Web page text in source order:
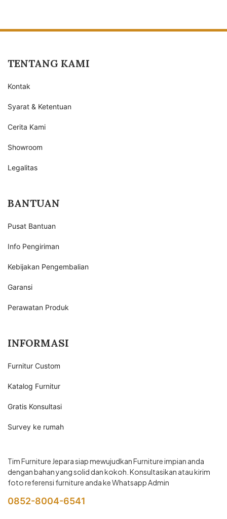
TENTANG KAMI
Kontak
Syarat & Ketentuan
Cerita Kami
Showroom
Legalitas
BANTUAN
Pusat Bantuan
Info Pengiriman
Kebijakan Pengembalian
Garansi
Perawatan Produk
INFORMASI
Furnitur Custom
Katalog Furnitur
Gratis Konsultasi
Survey ke rumah
Tim Furniture Jepara siap mewujudkan Furniture impian anda
dengan bahan yang solid dan kokoh. Konsultasikan atau kirim
foto referensi furniture anda ke Whatsapp Admin
0852-8004-6541